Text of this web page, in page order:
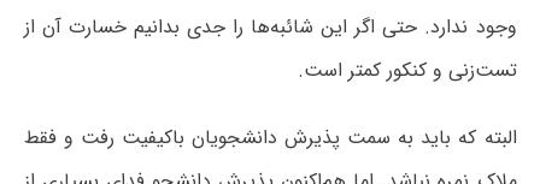
وجود ندارد. حتی اگر این شائبه‌ها را جدی بدانیم خسارت آن از
تست‌زنی و کنکور کمتر است.
البته که باید به سمت پذیرش دانشجویان باکیفیت رفت و فقط